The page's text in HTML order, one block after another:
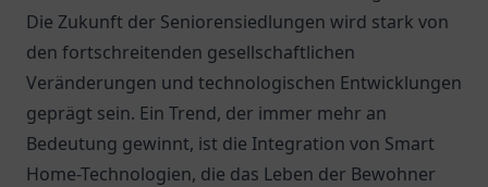
Die Zukunft der Seniorensiedlungen wird stark von
den fortschreitenden gesellschaftlichen
Veränderungen und technologischen Entwicklungen
geprägt sein. Ein Trend, der immer mehr an
Bedeutung gewinnt, ist die Integration von Smart
Home-Technologien, die das Leben der Bewohner